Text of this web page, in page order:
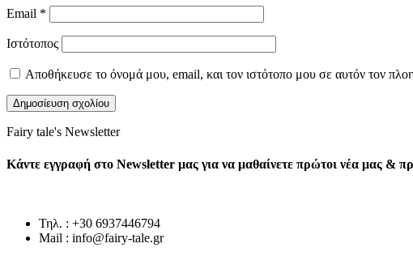
Email *
Ιστότοπος
Αποθήκευσε το όνομά μου, email, και τον ιστότοπο μου σε αυτόν τον
Fairy tale's Newsletter
Κάντε εγγραφή στο Newsletter μας για να μαθαίνετε πρώτοι νέα μας &
Τηλ. : +30 6937446794
Mail : info@fairy-tale.gr